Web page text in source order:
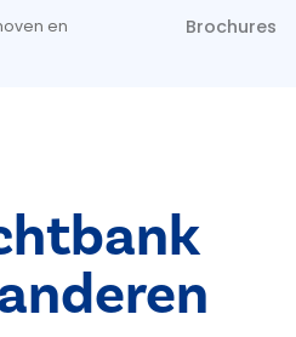
gaan
en
Brochures